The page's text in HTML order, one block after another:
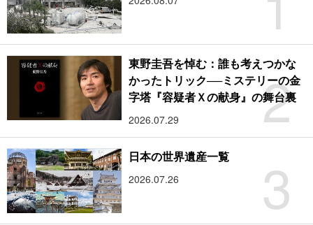
2
東野圭吾を悼む：誰も考えつかな
かったトリック──ミステリーの金
字塔『容疑者Ｘの献身』の舞台裏
2026.07.29
3
日本の世界遺産一覧
2026.07.26